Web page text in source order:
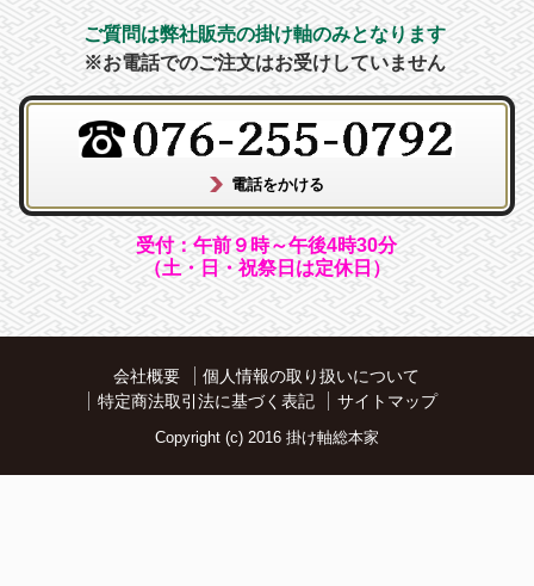
ご質問は弊社販売の掛け軸のみとなります
※お電話でのご注文はお受けしていません
受付：午前９時～午後4時30分
（土・日・祝祭日は定休日）
会社概要
個人情報の取り扱いについて
特定商法取引法に基づく表記
サイトマップ
Copyright (c) 2016 掛け軸総本家